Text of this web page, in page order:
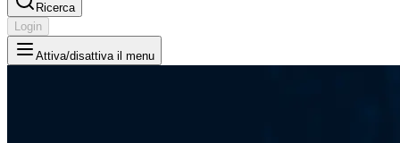
Ricerca
Login
Attiva/disattiva il menu